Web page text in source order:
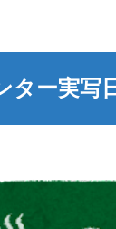
ター実写